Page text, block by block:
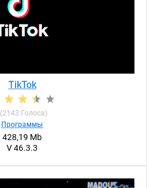
TikTok
(2143 Голоса)
Программы
428,19 Mb
V 46.3.3